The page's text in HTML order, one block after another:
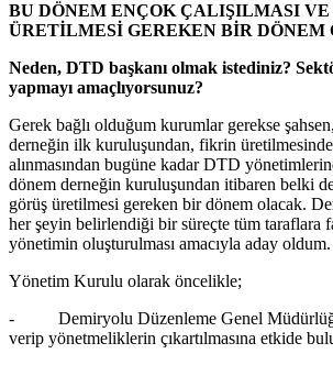
BU DÖNEM ENÇOK ÇALIŞILMASI VE
ÜRETİLMESİ GEREKEN BİR DÖNEM
Neden, DTD başkanı olmak istediniz?
yapmayı amaçlıyorsunuz?
Gerek bağlı olduğum kurumlar gerekse
derneğin ilk kuruluşundan, fikrin
alınmasından bugüne kadar DTD
dönem derneğin kuruluşundan itibaren belki de
görüş üretilmesi gereken bir dönem olacak.
her şeyin belirlendiği bir süreçte tüm taraflara
yönetimin oluşturulması amacıyla aday oldum.
Yönetim Kurulu olarak öncelikle;
- Demiryolu Düzenleme Genel
verip yönetmeliklerin çıkartılmasına etkide